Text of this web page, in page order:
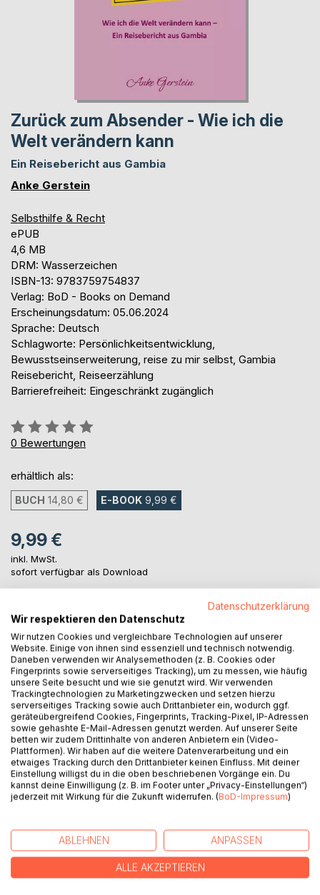
Zurück zum Absender - Wie ich die
Welt verändern kann
Ein Reisebericht aus Gambia
Anke Gerstein
Selbsthilfe & Recht
ePUB
4,6 MB
DRM: Wasserzeichen
ISBN-13: 9783759754837
Verlag: BoD - Books on Demand
Erscheinungsdatum: 05.06.2024
Sprache: Deutsch
Schlagworte: Persönlichkeitsentwicklung,
Bewusstseinserweiterung, reise zu mir selbst, Gambia
Reisebericht, Reiseerzählung
Barrierefreiheit: Eingeschränkt zugänglich
Bewertung::
0%
0 Bewertungen
erhältlich als:
BUCH 14,80 € E-BOOK 9,99 €
9,99 €
inkl. MwSt.
sofort verfügbar als Download
IN DEN WARENKORB
Auf die Merkliste
Titel bewerten
BESCHREIBUNG
"Das Außen ist nur ein Spiegel unseres Inneren" - und -
"Willst Du die Welt verändern, fang bei Dir selber an". Mit
diesen zwei Aussagen beschäftigte sich Anke Gerstein auf
ihrer Reise in Gambia. Statt wie sonst den Blick von sich
Datenschutzerklärung
Wir respektieren den Datenschutz
Wir nutzen Cookies und vergleichbare Technologien auf unserer
Website. Einige von ihnen sind essenziell und technisch notwendig.
Daneben verwenden wir Analysemethoden (z. B. Cookies oder
Fingerprints sowie serverseitiges Tracking), um zu messen, wie häufig
unsere Seite besucht und wie sie genutzt wird. Wir verwenden
Trackingtechnologien zu Marketingzwecken und setzen hierzu
serverseitiges Tracking sowie auch Drittanbieter ein, wodurch ggf.
geräteübergreifend Cookies, Fingerprints, Tracking-Pixel, IP-Adressen
sowie gehashte E-Mail-Adressen genutzt werden. Auf unserer Seite
betten wir zudem Drittinhalte von anderen Anbietern ein (Video-
Plattformen). Wir haben auf die weitere Datenverarbeitung und ein
etwaiges Tracking durch den Drittanbieter keinen Einfluss. Mit deiner
Einstellung willigst du in die oben beschriebenen Vorgänge ein. Du
kannst deine Einwilligung (z. B. im Footer unter „Privacy-Einstellungen“)
jederzeit mit Wirkung für die Zukunft widerrufen. (BoD-Impressum)
ABLEHNEN ANPASSEN
ALLE AKZEPTIEREN